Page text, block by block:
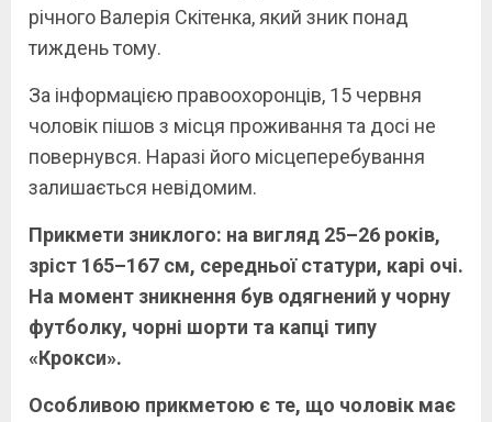
річного Валерія Скітенка, який зник понад
тиждень тому.
За інформацією правоохоронців, 15 червня
чоловік пішов з місця проживання та досі не
повернувся. Наразі його місцеперебування
залишається невідомим.
Прикмети зниклого: на вигляд 25–26 років,
зріст 165–167 см, середньої статури, карі очі.
На момент зникнення був одягнений у чорну
футболку, чорні шорти та капці типу
«Крокси».
Особливою прикметою є те, що чоловік має